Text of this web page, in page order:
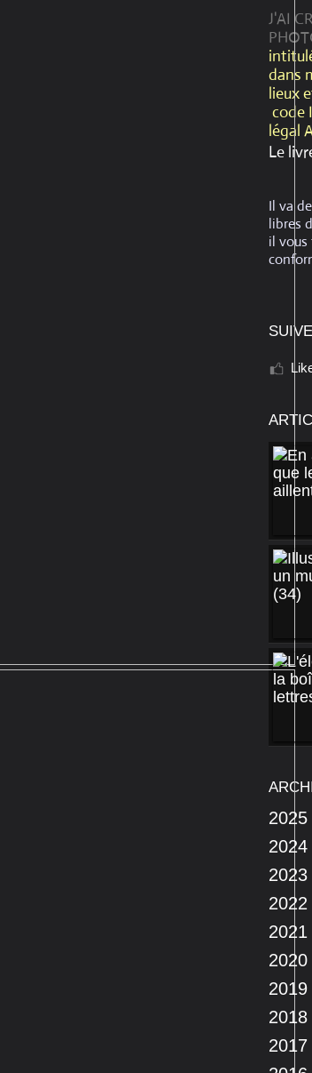
J'AI
dans
lieux
code
légal
Le
Il va
libres
il vous
2025
2024
2023
2022
2021
2020
2019
2018
2017